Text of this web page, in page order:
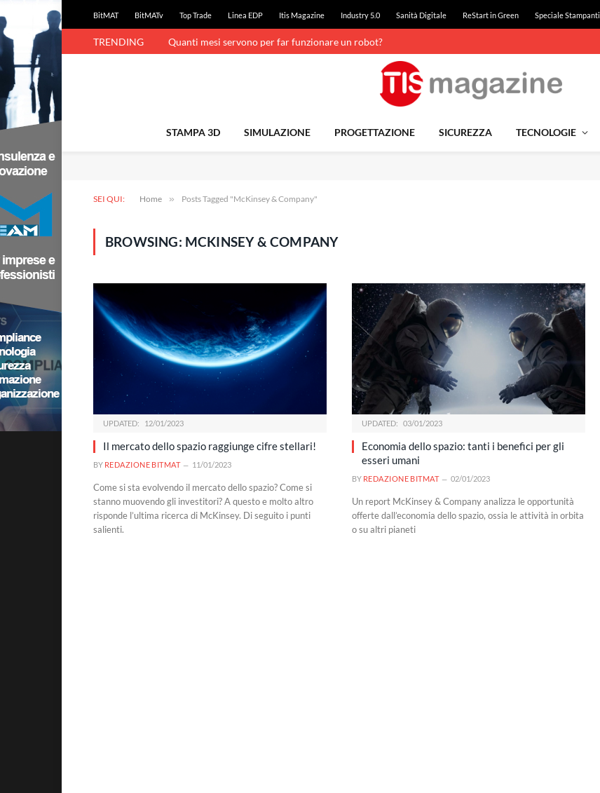
BitMAT BitMATv Top Trade Linea EDP Itis Magazine Industry 5.0 Sanità Digitale ReStart in Green Speciale Stampanti
TRENDING Quanti mesi servono per far funzionare un robot?
STAMPA 3D SIMULAZIONE PROGETTAZIONE SICUREZZA TECNOLOGIE
SEI QUI: Home » Posts Tagged "McKinsey & Company"
BROWSING: MCKINSEY & COMPANY
UPDATED: 12/01/2023
Il mercato dello spazio raggiunge cifre stellari!
BY REDAZIONE BITMAT 11/01/2023
Come si sta evolvendo il mercato dello spazio? Come si
stanno muovendo gli investitori? A questo e molto altro
risponde l’ultima ricerca di McKinsey. Di seguito i punti
salienti.
UPDATED: 03/01/2023
Economia dello spazio: tanti i benefici per gli
esseri umani
BY REDAZIONE BITMAT 02/01/2023
Un report McKinsey & Company analizza le opportunità
offerte dall’economia dello spazio, ossia le attività in orbita
o su altri pianeti